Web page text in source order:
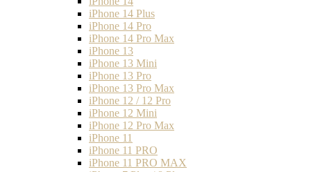
iPhone 14 Plus
iPhone 14 Pro
iPhone 14 Pro Max
iPhone 13
iPhone 13 Mini
iPhone 13 Pro
iPhone 13 Pro Max
iPhone 12 / 12 Pro
iPhone 12 Mini
iPhone 12 Pro Max
iPhone 11
iPhone 11 PRO
iPhone 11 PRO MAX